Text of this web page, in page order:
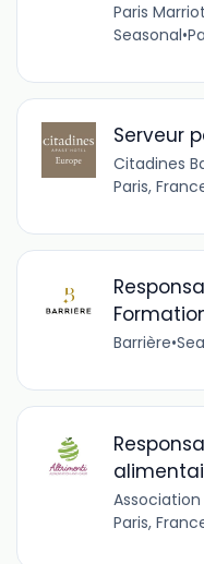
Paris
Seasonal•
Serveur
Citadines
Paris,
Barrière•
Paris,